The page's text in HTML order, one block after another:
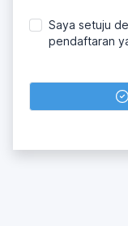
Saya setuju
pendaftaran